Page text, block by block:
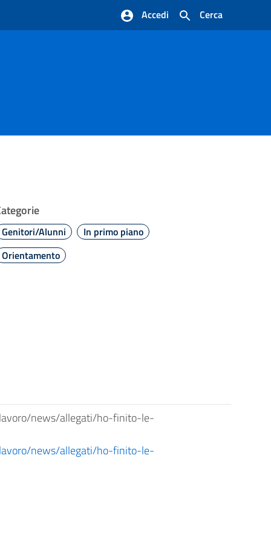
Cerca
Accedi
Genitori/Alunni
In primo piano
Orientamento
news/allegati/ho-finito-le-
news/allegati/ho-finito-le-